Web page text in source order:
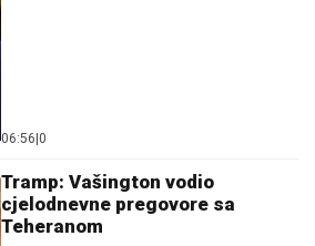
06:56 0
Tramp: Vašington vodio
cjelodnevne pregovore sa
Teheranom